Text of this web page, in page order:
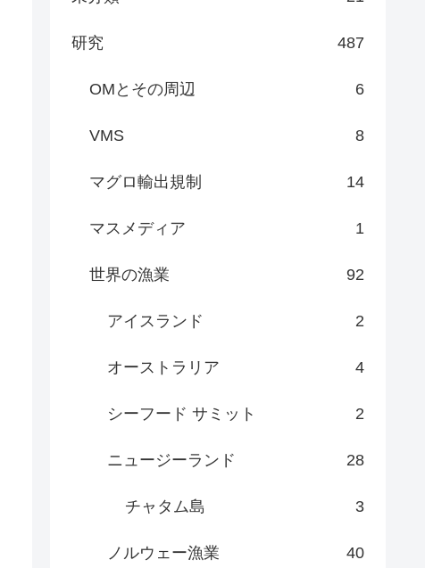
研究 487
OMとその周辺 6
VMS 8
マグロ輸出規制 14
マスメディア 1
世界の漁業 92
アイスランド 2
オーストラリア 4
シーフード サミット 2
ニュージーランド 28
チャタム島 3
ノルウェー漁業 40